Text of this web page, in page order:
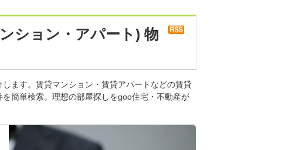
ション・アパート) 物
ます。賃貸マンション・賃貸アパートなどの賃貸
簡単検索。理想の部屋探しをgoo住宅・不動産が